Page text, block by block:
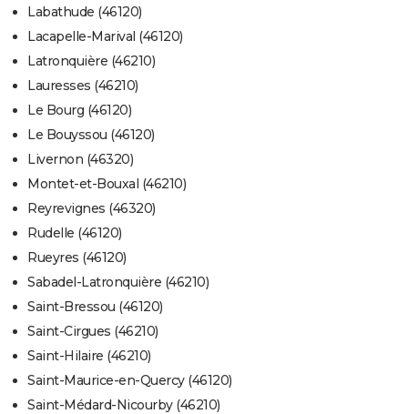
Labathude (46120)
Lacapelle-Marival (46120)
Latronquière (46210)
Lauresses (46210)
Le Bourg (46120)
Le Bouyssou (46120)
Livernon (46320)
Montet-et-Bouxal (46210)
Reyrevignes (46320)
Rudelle (46120)
Rueyres (46120)
Sabadel-Latronquière (46210)
Saint-Bressou (46120)
Saint-Cirgues (46210)
Saint-Hilaire (46210)
Saint-Maurice-en-Quercy (46120)
Saint-Médard-Nicourby (46210)